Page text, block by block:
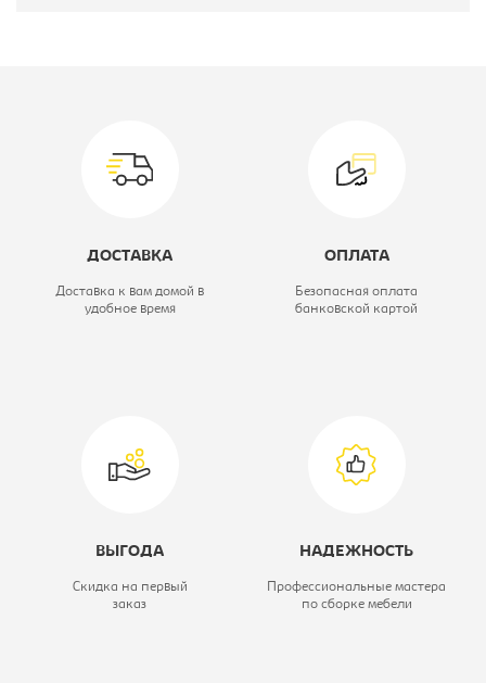
ДОСТАВКА
Доставка к вам домой в
удобное время
ОПЛАТА
Безопасная оплата
банковской картой
ВЫГОДА
Скидка на первый
заказ
НАДЕЖНОСТЬ
Профессиональные мастера
по сборке мебели